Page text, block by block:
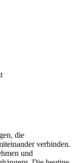
die
verbinden.
und